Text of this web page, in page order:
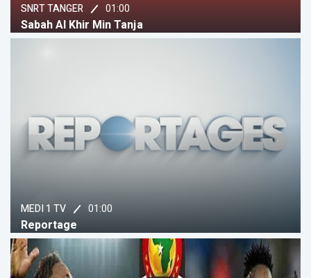
SNRT TANGER 01:00
Sabah Al Khir Min Tanja
MEDI 1 TV 01:00
Reportage